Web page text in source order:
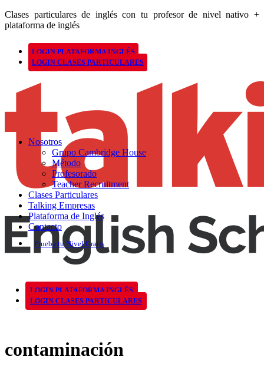
Clases particulares de inglés con tu profesor de nivel nativo +
plataforma de inglés
LOGIN PLATAFORMA INGLÉS
LOGIN CLASES PARTICULARES
Nosotros
Grupo Cambridge House
Método
Profesorado
Teacher Recruitment
Clases Particulares
Talking Empresas
Plataforma de Inglés
Contacto
Prueba tu Nivel Gratis
LOGIN PLATAFORMA INGLÉS
LOGIN CLASES PARTICULARES
contaminación